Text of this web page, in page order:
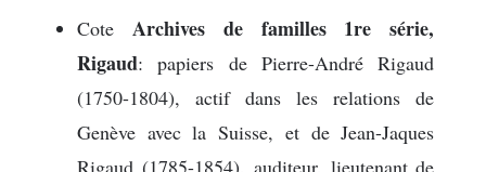
Cote Archives de familles 1re série,
Rigaud: papiers de Pierre-André Rigaud
(1750-1804), actif dans les relations de
Genève avec la Suisse, et de Jean-Jaques
Rigaud (1785-1854), auditeur, lieutenant de